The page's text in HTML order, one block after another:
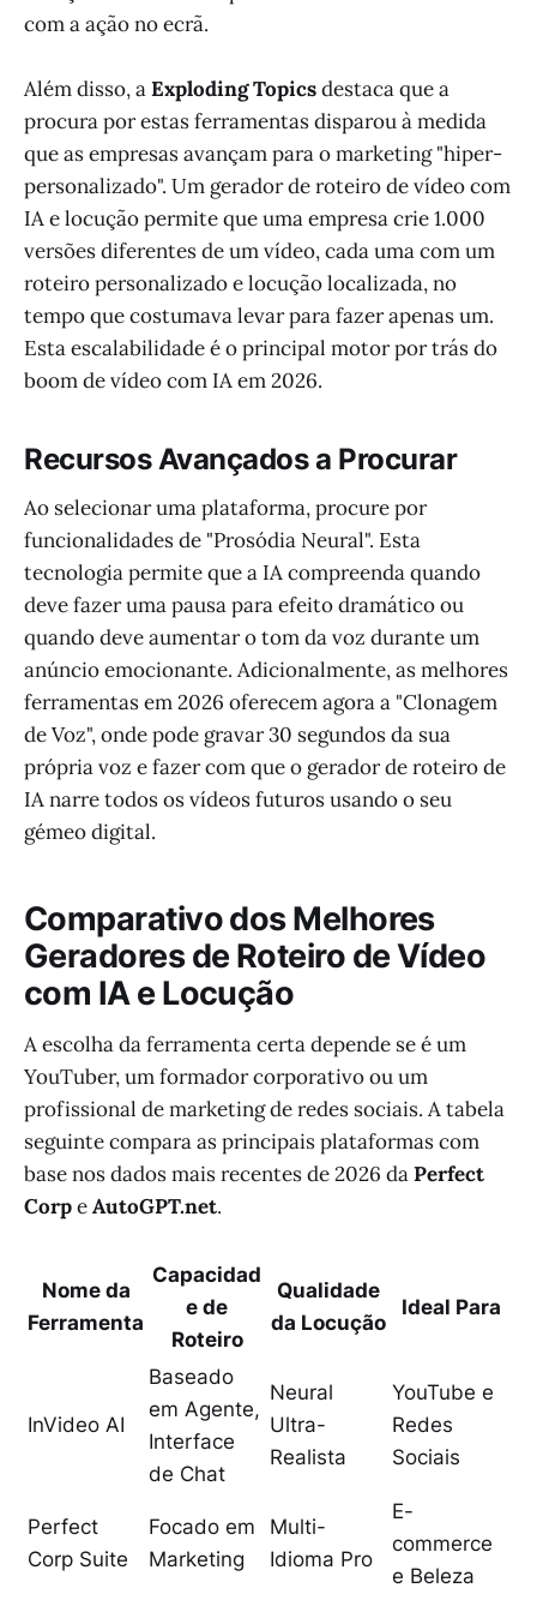
com a ação no ecrã.
Além disso, aExploding Topicsdestaca que a
procura por estas ferramentas disparou à medida
que as empresas avançam para o marketing "hiper-
personalizado". Um gerador de roteiro de vídeo com
IA e locução permite que uma empresa crie 1.000
versões diferentes de um vídeo, cada uma com um
roteiro personalizado e locução localizada, no
tempo que costumava levar para fazer apenas um.
Esta escalabilidade é o principal motor por trás do
boom de vídeo com IA em 2026.
Recursos Avançados a Procurar
Ao selecionar uma plataforma, procure por
funcionalidades de "Prosódia Neural". Esta
tecnologia permite que a IA compreenda quando
deve fazer uma pausa para efeito dramático ou
quando deve aumentar o tom da voz durante um
anúncio emocionante. Adicionalmente, as melhores
ferramentas em 2026 oferecem agora a "Clonagem
de Voz", onde pode gravar 30 segundos da sua
própria voz e fazer com que o gerador de roteiro de
IA narre todos os vídeos futuros usando o seu
gémeo digital.
Comparativo dos Melhores
Geradores de Roteiro de Vídeo
com IA e Locução
A escolha da ferramenta certa depende se é um
YouTuber, um formador corporativo ou um
profissional de marketing de redes sociais. A tabela
seguinte compara as principais plataformas com
base nos dados mais recentes de 2026 daPerfect
CorpeAutoGPT.net.
Nome da
Ferramenta
Capacidad
e de
Roteiro
Qualidade
da Locução
Ideal Para
InVideo AI
Baseado
em Agente,
Interface
de Chat
Neural
Ultra-
Realista
YouTube e
Redes
Sociais
Perfect
Corp Suite
Focado em
Marketing
Multi-
Idioma Pro
E-
commerce
e Beleza